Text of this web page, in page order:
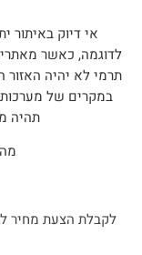
אי דיוק באיתור
לדוגמה, כאשר
תרמי לא יהיה האזור
במקרים של
תהיה
לקבלת הצעת מחיר